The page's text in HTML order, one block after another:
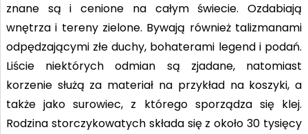
znane są i cenione na całym świecie. Ozdabiają
wnętrza i tereny zielone. Bywają również talizmanami
odpędzającymi złe duchy, bohaterami legend i podań.
Liście niektórych odmian są zjadane, natomiast
korzenie służą za materiał na przykład na koszyki, a
także jako surowiec, z którego sporządza się klej.
Rodzina storczykowatych składa się z około 30 tysięcy